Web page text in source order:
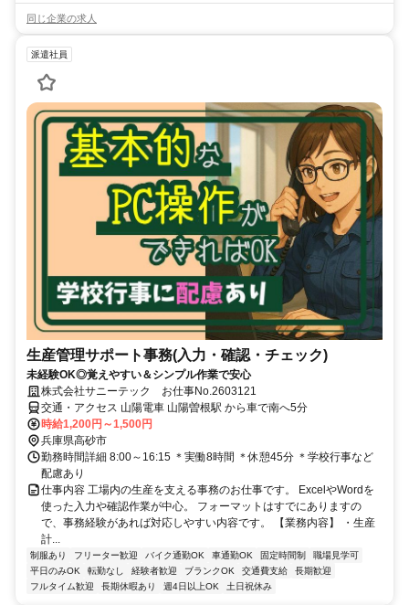
同じ企業の求人
派遣社員
生産管理サポート事務(入力・確認・チェック)
未経験OK◎覚えやすい＆シンプル作業で安心
株式会社サニーテック お仕事No.2603121
交通・アクセス 山陽電車 山陽曽根駅 から車で南へ5分
時給1,200円～1,500円
兵庫県高砂市
勤務時間詳細 8:00～16:15 ＊実働8時間 ＊休憩45分 ＊学校行事など
配慮あり
仕事内容 工場内の生産を支える事務のお仕事です。 ExcelやWordを
使った入力や確認作業が中心。 フォーマットはすでにありますの
で、事務経験があれば対応しやすい内容です。 【業務内容】 ・生産
計...
制服あり フリーター歓迎 バイク通勤OK 車通勤OK 固定時間制
職場見学可
平日のみOK
転勤なし 経験者歓迎 ブランクOK 交通費支給
長期歓迎
フルタイム歓迎
長期休暇あり 週4日以上OK 土日祝休み